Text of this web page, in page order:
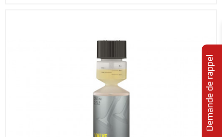
Demande de rappel